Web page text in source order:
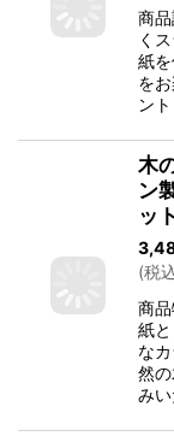
商
く
紙
を
ン
木
ン
ッ
(税
商
紙
な
然
み